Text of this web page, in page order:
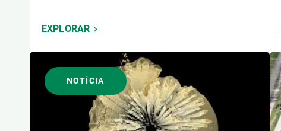
EXPLORAR
NOTÍCIA